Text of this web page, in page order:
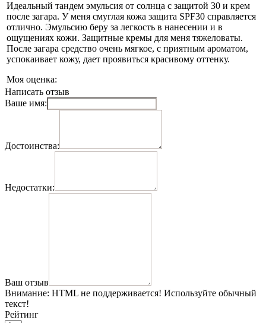
Идеальный тандем эмульсия от солнца с защитой 30 и крем
после загара. У меня смуглая кожа защита SPF30 справляется
отлично. Эмульсию беру за легкость в нанесении и в
ощущениях кожи. Защитные кремы для меня тяжеловаты.
После загара средство очень мягкое, с приятным ароматом,
успокаивает кожу, дает проявиться красивому оттенку.
Моя оценка:
Написать отзыв
Ваше имя:
Достоинства:
Недостатки:
Ваш отзыв
Внимание: HTML не поддерживается! Используйте обычный
текст!
Рейтинг